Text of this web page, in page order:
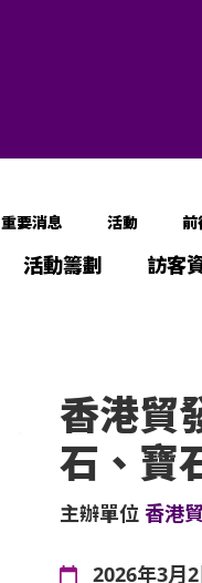
重要消息 活動 前
活動籌劃 訪客
香港貿
石、寶
主辦單位 香港
2026年3月